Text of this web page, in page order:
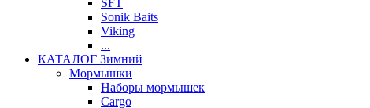
SFT
Sonik Baits
Viking
...
КАТАЛОГ Зимний
Мормышки
Наборы мормышек
Cargo